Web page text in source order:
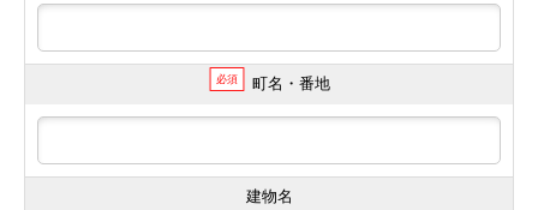
必須 町名・番地
建物名